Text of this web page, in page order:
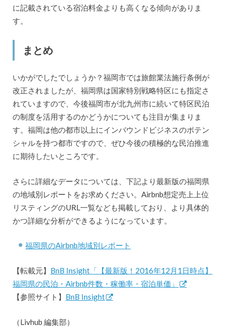
に記載されている宿泊料金よりも高くなる傾向がありま
す。
まとめ
いかがでしたでしょうか？福岡市では旅館業法施行条例が
改正されましたが、福岡県は国家特別戦略特区にも指定さ
れていますので、今後福岡市が北九州市に続いて特区民泊
の制度を活用するのかどうかについても注目が集まりま
す。福岡は他の都市以上にインバウンドビジネスのポテン
シャルを持つ都市ですので、ぜひ今後の積極的な民泊推進
に期待したいところです。
さらに詳細なデータについては、下記より最新版の福岡県
の地域別レポートをお求めください。Airbnb想定売上上位
リスティングのURL一覧なども掲載しており、より具体的
かつ詳細な分析ができるようになっています。
福岡県のAirbnb地域別レポート
【転載元】 BnB Insight「【最新版！2016年12月1日時点】
福岡県の民泊・Airbnb件数・稼働率・宿泊単価」
【参照サイト】 BnB Insight
（Livhub 編集部）